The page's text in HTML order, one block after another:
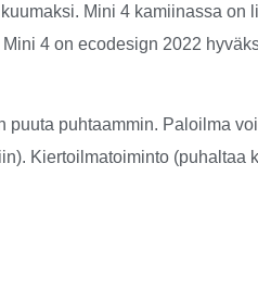
Mini 4 kamiinassa on
4 on ecodesign 2022
puuta puhtaammin. Paloilma
Kiertoilmatoiminto (puhaltaa